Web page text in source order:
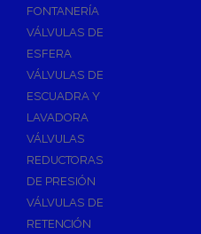
FONTANERÍA
VÁLVULAS DE
ESFERA
VÁLVULAS DE
ESCUADRA Y
LAVADORA
VÁLVULAS
REDUCTORAS
DE PRESIÓN
VÁLVULAS DE
RETENCIÓN